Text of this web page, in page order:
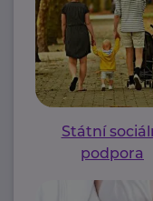
Státní
podpora